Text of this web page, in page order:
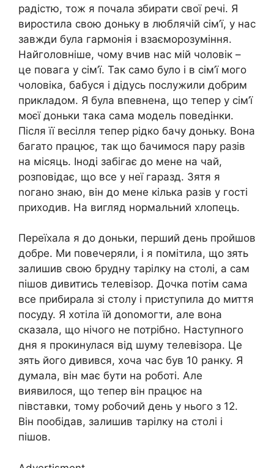
радістю, тож я почала збирати свої речі. Я
виростила свою доньку в люблячій сім’ї, у нас
завжди була гармонія і взаєморозуміння.
Найголовніше, чому вчив нас мій чоловік –
це повага у сім’ї. Так само було і в сім’ї мого
чоловіка, бабуся і дідусь послужили добрим
прикладом. Я була впевнена, що тепер у сім’ї
моєї доньки така сама модель поведінки.
Після її весілля тепер рідко бачу доньку. Вона
багато працює, так що бачимося пару разів
на місяць. Іноді забігає до мене на чай,
розповідає, що все у неї гаразд. Зятя я
nогано знаю, він до мене кілька разів у гості
приходив. На вигляд нормальний хлопець.
Переїхала я до доньки, перший день пройшов
добре. Ми повечеряли, і я помітила, що зять
залишив свою брудну тарілку на столі, а сам
пішов дивитись телевізор. Дочка потім сама
все прибирала зі столу і приступила до миття
посуду. Я хотіла їй доnомогти, але вона
сказала, що нічого не потрібно. Наступного
дня я прокинулася від шуму телевізора. Це
зять його дивився, хоча час був 10 ранку. Я
думала, він має бути на роботі. Але
виявилося, що тепер він працює на
півставки, тому робочий день у нього з 12.
Він пообідав, залишив тарілку на столі і
пішов.